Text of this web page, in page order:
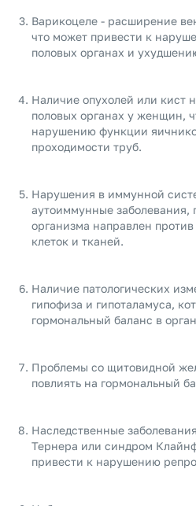
Варикоцеле - расширение
что может привести к
половых органах и
Наличие опухолей или кист
половых органах у женщин,
нарушению функции
проходимости труб.
Нарушения в иммунной
аутоиммунные заболевания,
организма направлен
клеток и тканей.
Наличие патологических
гипофиза и гипоталамуса,
гормональный баланс в
Проблемы со щитовидной
повлиять на гормональный
Наследственные
Тернера или синдром
привести к нарушению